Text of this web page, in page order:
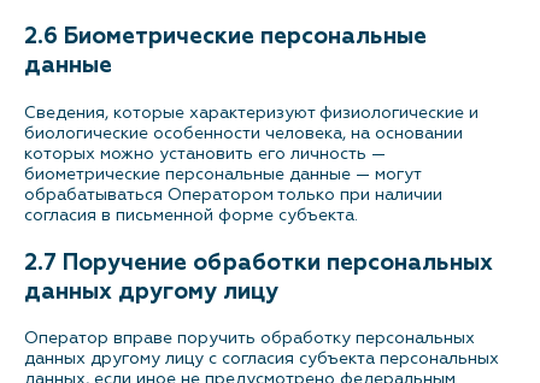
2.6 Биометрические персональные
данные
Сведения, которые характеризуют физиологические и
биологические особенности человека, на основании
которых можно установить его личность —
биометрические персональные данные — могут
обрабатываться Оператором только при наличии
согласия в письменной форме субъекта.
2.7 Поручение обработки персональных
данных другому лицу
Оператор вправе поручить обработку персональных
данных другому лицу с согласия субъекта персональных